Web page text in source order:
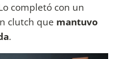
completó con un
clutch que mantuvo
.